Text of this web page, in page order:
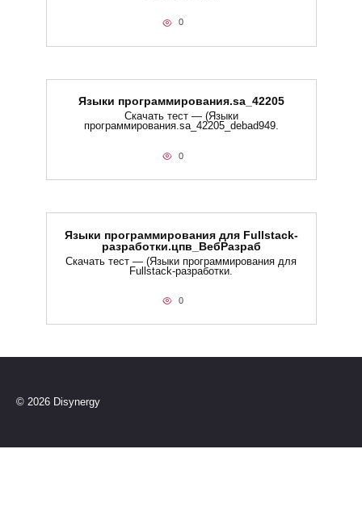
0
Языки программирования.sa_42205
Скачать тест — (Языки
программирования.sa_42205_debad949.
0
Языки программирования для Fullstack-
разработки.цпв_ВебРазраб
Скачать тест — (Языки программирования для
Fullstack-разработки.
0
© 2026 Disynergy